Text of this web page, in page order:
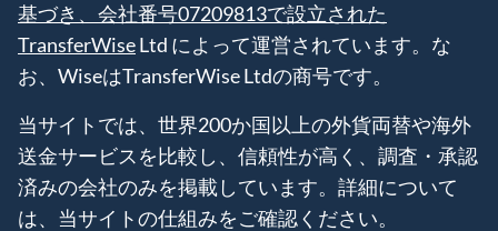
基づき、会社番号07209813で設立された
TransferWiseLtd によって運営されています。な
お、WiseはTransferWise Ltdの商号です。
当サイトでは、世界200か国以上の外貨両替や海外
送金サービスを比較し、信頼性が高く、調査・承認
済みの会社のみを掲載しています。詳細について
は、当サイトの仕組みをご確認ください。